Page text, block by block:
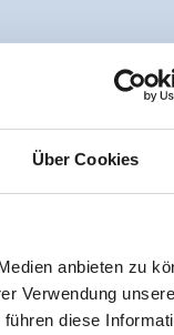
Über Cookies
anbieten zu
Verwendung
diese